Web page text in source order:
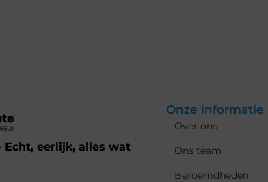
Echt, eerlijk, alles wat
Onze informatie
Over ons
Ons team
Beroemdheden